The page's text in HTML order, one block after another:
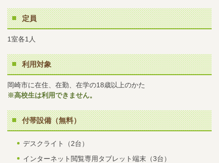
定員
1室各1人
利用対象
岡崎市に在住、在勤、在学の18歳以上のかた
※高校生は利用できません。
付帯設備（無料）
デスクライト（2台）
インターネット閲覧専用タブレット端末（3台）